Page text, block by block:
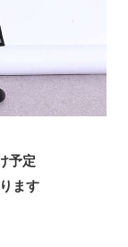
予定
ます